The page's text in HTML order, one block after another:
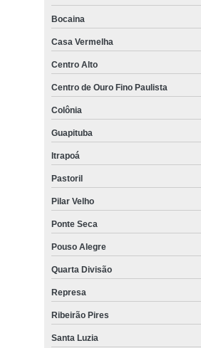
Bocaina
Casa Vermelha
Centro Alto
Centro de Ouro Fino Paulista
Colônia
Guapituba
Itrapoá
Pastoril
Pilar Velho
Ponte Seca
Pouso Alegre
Quarta Divisão
Represa
Ribeirão Pires
Santa Luzia